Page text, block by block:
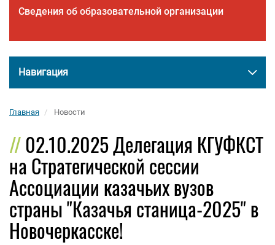
Сведения об образовательной организации
Навигация
Главная Новости
02.10.2025 Делегация КГУФКСТ
на Стратегической сессии
Ассоциации казачьих вузов
страны "Казачья станица-2025" в
Новочеркасске!